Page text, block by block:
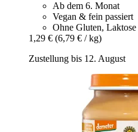
Ab dem 6. Monat
Vegan & fein passiert
Ohne Gluten,
1,29 € (6,79 € / kg)
Zustellung bis 12. August